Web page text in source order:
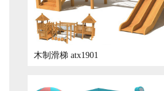
木制滑梯 atx1901